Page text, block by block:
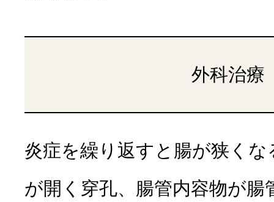
外科治療
炎症を繰り返すと腸が狭く
が開く穿孔、腸管内容物が腸